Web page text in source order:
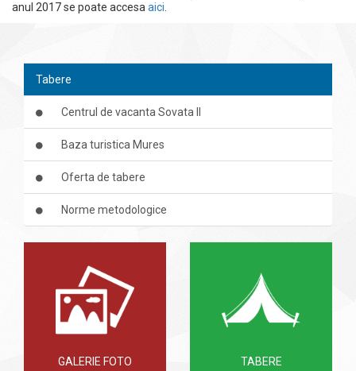
anul 2017 se poate accesa aici
Tabere
Centrul de vacanta Sovata II
Baza turistica Mures
Oferta de tabere
Norme metodologice
GALERIE FOTO TABERE